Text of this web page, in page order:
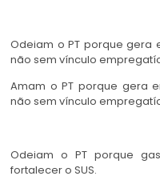
Odeiam o PT porque gera
não sem vínculo
Amam o PT porque gera
não sem vínculo
Odeiam o PT porque
fortalecer o SUS.